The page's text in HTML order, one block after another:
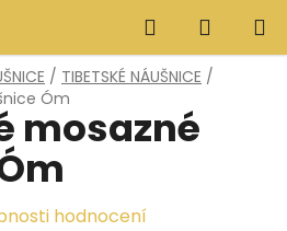
Hledat
KOŠÍK
/ TIBETSKÉ NÁUŠNICE /
Óm
mosazné
hodnocení